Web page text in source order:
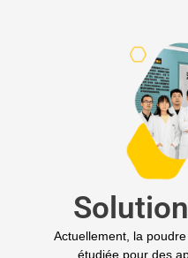
Actuellement, la
étudiée pour des